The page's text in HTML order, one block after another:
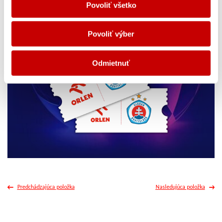
Povoliť všetko
Povoliť výber
Odmietnuť
Predchádzajúca položka Nasledujúca položka